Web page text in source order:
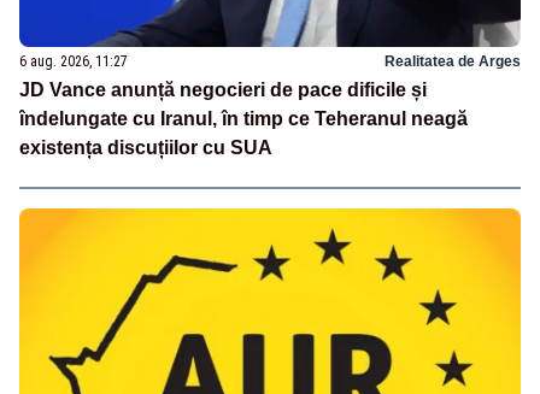
6 aug. 2026, 11:27 Realitatea de Arges
JD Vance anunță negocieri de pace dificile și
îndelungate cu Iranul, în timp ce Teheranul neagă
existența discuțiilor cu SUA